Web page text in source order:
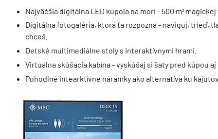
Najväčšia digitálna LED kupola na mori - 500 m²
Digitálna fotogaléria, ktorá ťa rozpozná - naviguj, trieď,
chceš.
Detské multimediálne stoly s interaktívnymi hrami.
Virtuálna skúšacia kabína - vyskúšaj si šaty pred kúpou
Pohodlné intearktívne náramky ako alternatíva ku